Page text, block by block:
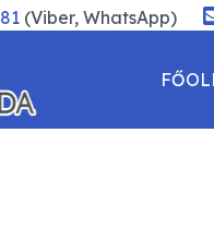
(Viber, WhatsApp)